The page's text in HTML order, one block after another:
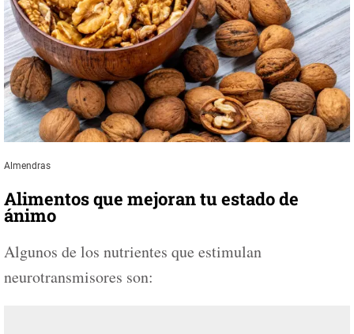
Almendras
Alimentos que mejoran tu estado de
ánimo
Algunos de los nutrientes que estimulan
neurotransmisores son: